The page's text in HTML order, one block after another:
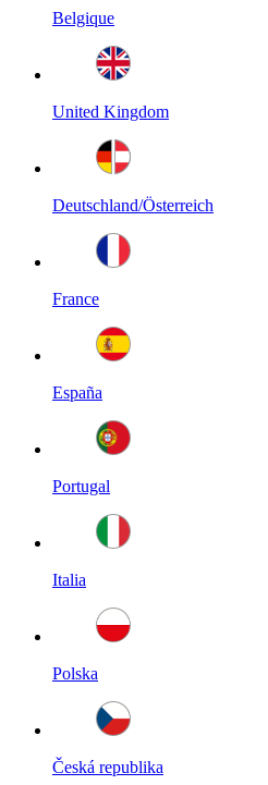
Belgique
United Kingdom
Deutschland/Österreich
France
España
Portugal
Italia
Polska
Česká republika